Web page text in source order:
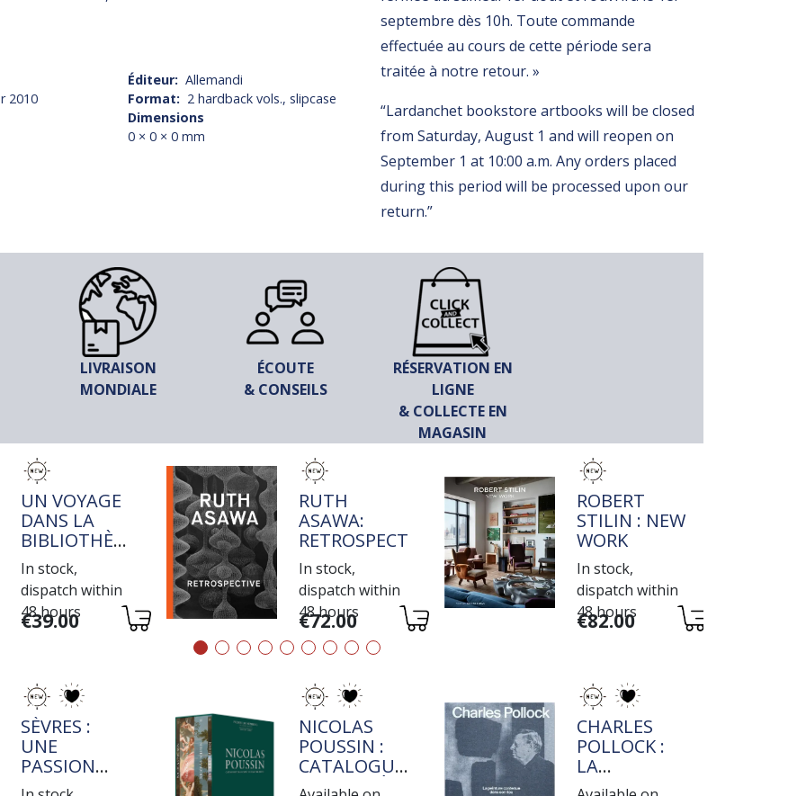
2010
Éditeur
Allemandi
Format
2 hardback vols., slipcase
Dimensions
0 × 0 × 0 mm
septembre dès 10h. Toute commande
effectuée au cours de cette période sera
traitée à notre retour. »
“Lardanchet bookstore artbooks will be closed
from Saturday, August 1 and will reopen on
September 1 at 10:00 a.m. Any orders placed
during this period will be processed upon our
return.”
LIVRAISON
MONDIALE
ÉCOUTE
& CONSEILS
RÉSERVATION EN
LIGNE
& COLLECTE EN
MAGASIN
TITRE
UN VOYAGE
DANS LA
BIBLIOTHÈQUE
DE JEAN-
MICHEL
COULON
In stock,
dispatch within
48 hours
Variations
€39.00
TITRE
RUTH
ASAWA:
RETROSPECTIVE
In stock,
dispatch within
48 hours
Variations
€72.00
TITRE
ROBERT
STILIN : NEW
WORK
In stock,
dispatch within
48 hours
Variations
€82.00
TITRE
SÈVRES :
UNE
PASSION
ROTHSCHILD
TITRE
NICOLAS
POUSSIN :
CATALOGUE
RAISONNÉ
TITRE
CHARLES
POLLOCK :
LA
PEINTURE